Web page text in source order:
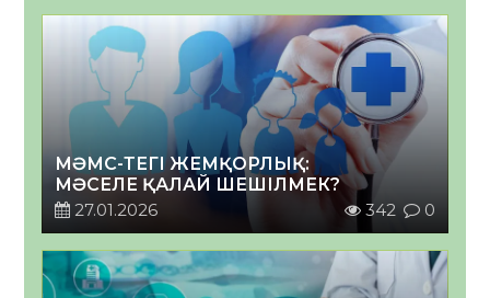
МӘМС-ТЕГІ ЖЕМҚОРЛЫҚ:
МӘСЕЛЕ ҚАЛАЙ ШЕШІЛМЕК?
27.01.2026
342 0